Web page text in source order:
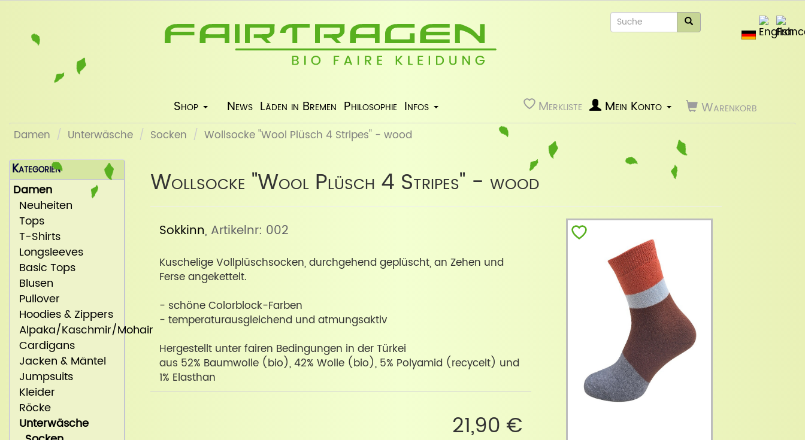
Shop News Läden in Bremen Philosophie Infos Merkliste Warenkorb
Mein Konto
Damen Unterwäsche Socken Wollsocke "Wool Plüsch 4 Stripes" - wood
Wollsocke "Wool Plüsch 4 Stripes" - wood
Sokkinn, Artikelnr: 002
Kuschelige Vollplüschsocken, durchgehend geplüscht, an Zehen und
Ferse angekettelt.
- schöne Colorblock-Farben
- temperaturausgleichend und atmungsaktiv
Hergestellt unter fairen Bedingungen in der Türkei
aus 52% Baumwolle (bio), 42% Wolle (bio), 5% Polyamid (recycelt) und
1% Elasthan
21,90 €
Kategorien
Damen
Neuheiten
Tops
T-Shirts
Longsleeves
Basic Tops
Blusen
Pullover
Hoodies & Zippers
Alpaka/Kaschmir/Mohair
Cardigans
Jacken & Mäntel
Jumpsuits
Kleider
Röcke
Unterwäsche